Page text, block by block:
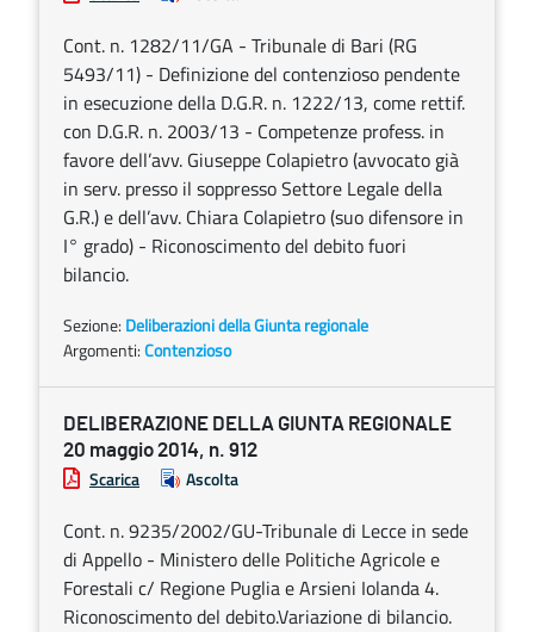
Cont. n. 1282/11/GA - Tribunale di Bari (RG
5493/11) - Definizione del contenzioso pendente
in esecuzione della D.G.R. n. 1222/13, come rettif.
con D.G.R. n. 2003/13 - Competenze profess. in
favore dell’avv. Giuseppe Colapietro (avvocato già
in serv. presso il soppresso Settore Legale della
G.R.) e dell’avv. Chiara Colapietro (suo difensore in
I° grado) - Riconoscimento del debito fuori
bilancio.
Sezione: Deliberazioni della Giunta regionale
Argomenti:Contenzioso
DELIBERAZIONE DELLA GIUNTA REGIONALE
20 maggio 2014, n. 912
Scarica Ascolta
Cont. n. 9235/2002/GU-Tribunale di Lecce in sede
di Appello - Ministero delle Politiche Agricole e
Forestali c/ Regione Puglia e Arsieni Iolanda 4.
Riconoscimento del debito.Variazione di bilancio.